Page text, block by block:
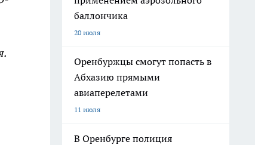
баллончика
20 июля
Оренбуржцы смогут попасть в
Абхазию прямыми
авиаперелетами
11 июля
В Оренбурге полиция